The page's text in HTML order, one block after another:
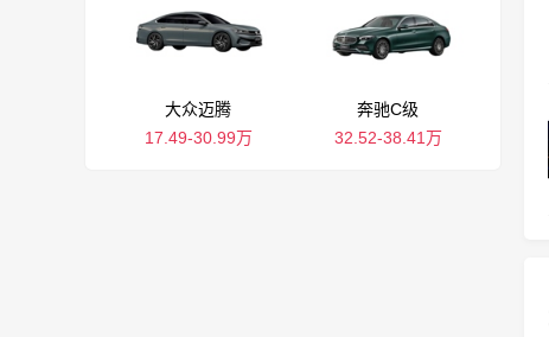
大众迈腾
17.49-30.99万
奔驰C级
32.52-38.41万